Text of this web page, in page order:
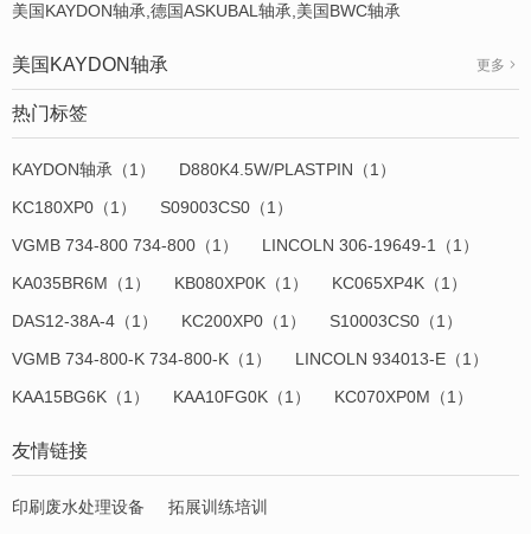
美国KAYDON轴承,德国ASKUBAL轴承,美国BWC轴承
美国KAYDON轴承 更多
热门标签
KAYDON轴承（1）
D880K4.5W/PLASTPIN（1）
KC180XP0（1）
S09003CS0（1）
VGMB 734-800 734-800（1）
LINCOLN 306-19649-1（1）
KA035BR6M（1）
KB080XP0K（1）
KC065XP4K（1）
DAS12-38A-4（1）
KC200XP0（1）
S10003CS0（1）
VGMB 734-800-K 734-800-K（1）
LINCOLN 934013-E（1）
KAA15BG6K（1）
KAA10FG0K（1） KC070XP0M（1）
友情链接
印刷废水处理设备 拓展训练培训